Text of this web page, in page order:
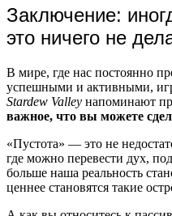
Заключение:
это ничего не
В мире, где нас постоянно
успешными и активными,
Stardew Valley напоминают
важное, что вы можете
«Пустота» — это не
где можно перевести дух,
больше наша реальность
ценнее становятся такие